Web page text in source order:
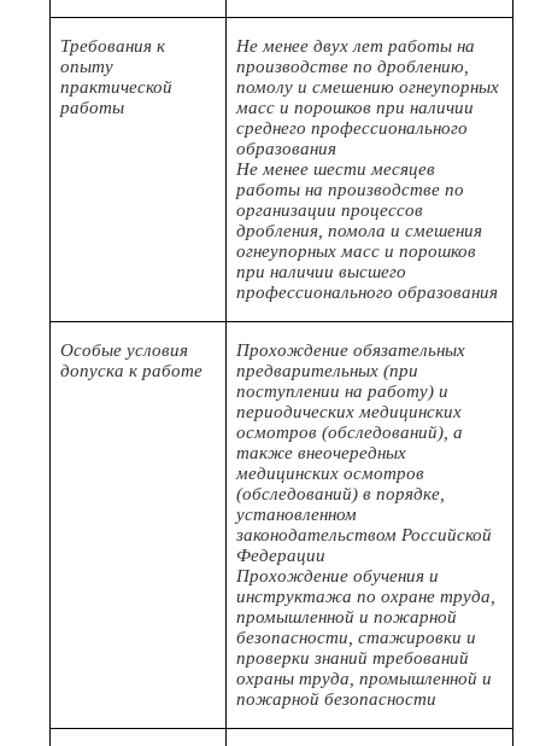
Требования к
опыту
практической
работы
Не менее двух лет работы на
производстве по дроблению,
помолу и смешению огнеупорных
масс и порошков при наличии
среднего профессионального
образования
Не менее шести месяцев
работы на производстве по
организации процессов
дробления, помола и смешения
огнеупорных масс и порошков
при наличии высшего
профессионального образования
Особые условия
допуска к работе
Прохождение обязательных
предварительных (при
поступлении на работу) и
периодических медицинских
осмотров (обследований), а
также внеочередных
медицинских осмотров
(обследований) в порядке,
установленном
законодательством Российской
Федерации
Прохождение обучения и
инструктажа по охране труда,
промышленной и пожарной
безопасности, стажировки и
проверки знаний требований
охраны труда, промышленной и
пожарной безопасности